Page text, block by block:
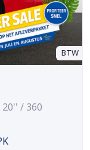
BTW
20'' / 360